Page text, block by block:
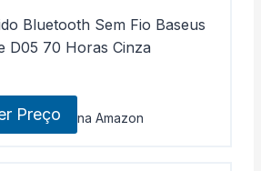
Bluetooth Sem Fio Baseus
D05 70 Horas Cinza
Preço na Amazon